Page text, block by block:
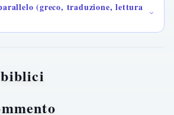
(greco, traduzione, lettura